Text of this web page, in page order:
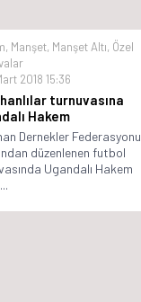
, Manşet, Manşet Altı, Özel
2018 15:36
turnuvasına
Hakem
Dernekler Federasyonu
düzenlenen futbol
Ugandalı Hakem